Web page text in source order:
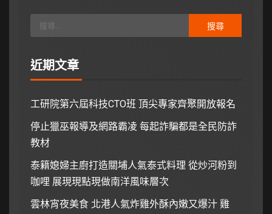
近期文章
工研院第六屆科技CTO班 頂尖專家齊聚開放報名
停止獵巫報導及網路霸凌 每起詐騙都是全民防詐
教材
泰籍媳婦主廚打造關埔人氣泰式料理 從炒河粉到
咖哩 展現現點現做南洋風味層次
雲林宵夜美食 北港人氣炸雞外酥內嫩又爆汁 雞